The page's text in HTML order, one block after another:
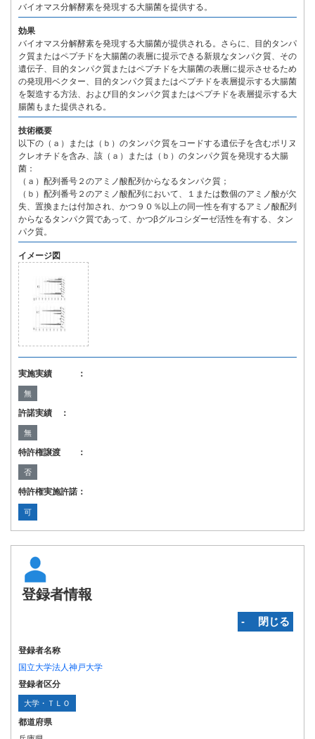
バイオマス分解酵素を発現する大腸菌を提供する。
効果
バイオマス分解酵素を発現する大腸菌が提供される。さらに、目的タンパ
ク質またはペプチドを大腸菌の表層に提示できる新規なタンパク質、その
遺伝子、目的タンパク質またはペプチドを大腸菌の表層に提示させるため
の発現用ベクター、目的タンパク質またはペプチドを表層提示する大腸菌
を製造する方法、および目的タンパク質またはペプチドを表層提示する大
腸菌もまた提供される。
技術概要
以下の（ａ）または（ｂ）のタンパク質をコードする遺伝子を含むポリヌ
クレオチドを含み、該（ａ）または（ｂ）のタンパク質を発現する大腸
菌：
（ａ）配列番号２のアミノ酸配列からなるタンパク質；
（ｂ）配列番号２のアミノ酸配列において、１または数個のアミノ酸が欠
失、置換または付加され、かつ９０％以上の同一性を有するアミノ酸配列
からなるタンパク質であって、かつβグルコシダーゼ活性を有する、タン
パク質。
イメージ図
実施実績 ：
無
許諾実績 ：
無
特許権譲渡 ：
否
特許権実施許諾：
可
登録者情報
‐ 閉じる
登録者名称
国立大学法人神戸大学
登録者区分
大学・ＴＬＯ
都道府県